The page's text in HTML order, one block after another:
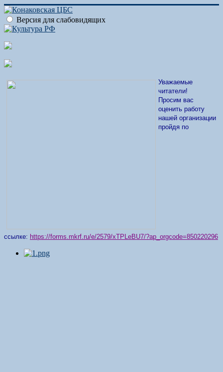
Версия для слабовидящих
Уважаемые
читатели!
Просим вас
оценить работу
нашей организации
пройдя по
ссылке: https://forms.mkrf.ru/e/2579/xTPLeBU7/?ap_orgcode=850220296